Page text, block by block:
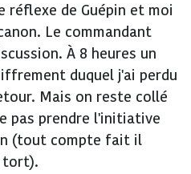
réflexe de Guépin et moi
Le commandant
À 8 heures un
duquel j'ai perdu
Mais on reste collé
pas prendre l'initiative
(tout compte fait il
tort).